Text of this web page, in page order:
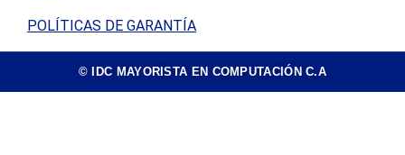
POLÍTICAS DE GARANTÍA
© IDC MAYORISTA EN COMPUTACIÓN C.A